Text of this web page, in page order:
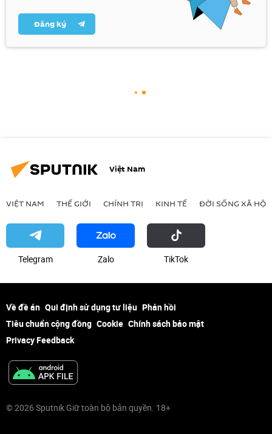
Đăng ký
Việt Nam
VIỆT NAM THẾ GIỚI CHÍNH TRỊ KINH TẾ ĐỜI SỐNG XÃ HỘI
Telegram Zalo ТikТоk
Về đề án Qui định sử dụng tư liệu Phản hồi
Tiêu chuẩn cộng đồng Cookie Chính sách bảo mật
Privacy Feedback
© 2026 Sputnik Giữ toàn bộ bản quyền. 18+